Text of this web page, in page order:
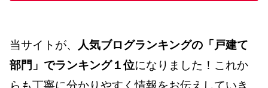
当サイトが、
人気ブログランキングの「戸建て
部門」でランキング１位になりました！これか
らも丁寧に分かりやすく情報をお伝えしていき